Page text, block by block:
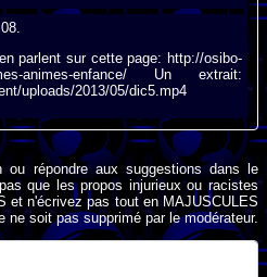
parlent sur cette page: http://osibo-
animes-enfance/ Un extrait:
uploads/2013/05/dic5.mp4
ou répondre aux suggestions dans le
que les propos injurieux ou racistes
n'écrivez pas tout en MAJUSCULES
soit pas supprimé par le modérateur.